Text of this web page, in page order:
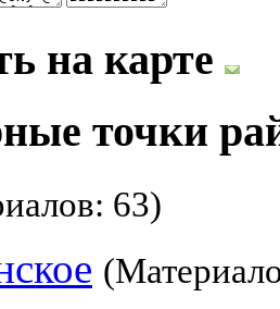
на карте
точки
63)